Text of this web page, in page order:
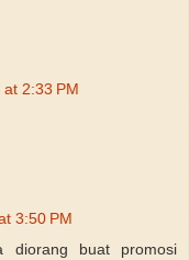
2:33 PM
3:50 PM
diorang buat promosi